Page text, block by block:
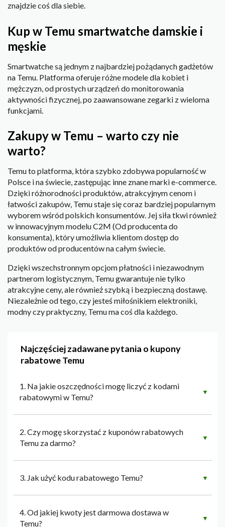
znajdzie coś dla siebie.
Kup w Temu smartwatche damskie i
męskie
Smartwatche są jednym z najbardziej pożądanych gadżetów
na Temu. Platforma oferuje różne modele dla kobiet i
mężczyzn, od prostych urządzeń do monitorowania
aktywności fizycznej, po zaawansowane zegarki z wieloma
funkcjami.
Zakupy w Temu – warto czy nie
warto?
Temu to platforma, która szybko zdobywa popularność w
Polsce i na świecie, zastępując inne znane marki e-commerce.
Dzięki różnorodności produktów, atrakcyjnym cenom i
łatwości zakupów, Temu staje się coraz bardziej popularnym
wyborem wśród polskich konsumentów. Jej siła tkwi również
w innowacyjnym modelu C2M (Od producenta do
konsumenta), który umożliwia klientom dostęp do
produktów od producentów na całym świecie.
Dzięki wszechstronnym opcjom płatności i niezawodnym
partnerom logistycznym, Temu gwarantuje nie tylko
atrakcyjne ceny, ale również szybką i bezpieczną dostawę.
Niezależnie od tego, czy jesteś miłośnikiem elektroniki,
modny czy praktyczny, Temu ma coś dla każdego.
Najczęściej zadawane pytania o kupony
rabatowe Temu
1. Na jakie oszczędności mogę liczyć z kodami
rabatowymi w Temu?
▼
2. Czy mogę skorzystać z kuponów rabatowych
Temu za darmo?
▼
3. Jak użyć kodu rabatowego Temu? ▼
4. Od jakiej kwoty jest darmowa dostawa w
Temu?
▼